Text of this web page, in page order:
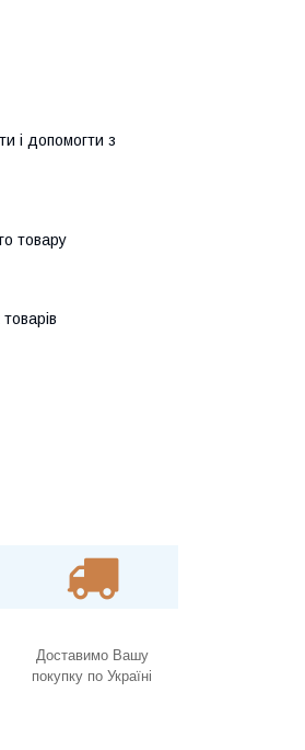
і допомогти з
товару
Доставимо Вашу
покупку по Україні